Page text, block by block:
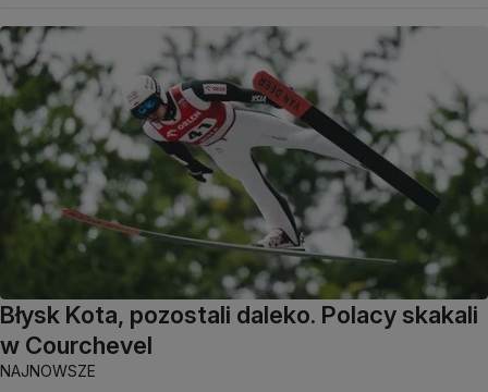
Błysk Kota, pozostali daleko. Polacy skakali
w Courchevel
NAJNOWSZE